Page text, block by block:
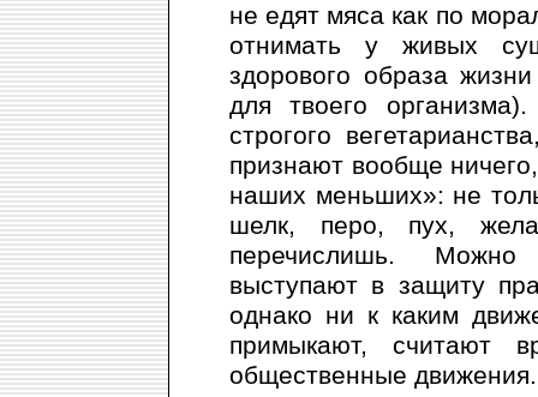
не едят мяса как по
отнимать у живых
здорового образа
для твоего
строгого
признают вообще
наших меньших»: не
шелк, перо, пух,
перечислишь. Можно
выступают в защиту
однако ни к каким
примыкают, считают
общественные движения.